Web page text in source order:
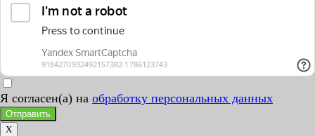
Я согласен(а) на обработку персональных данных
Отправить
X